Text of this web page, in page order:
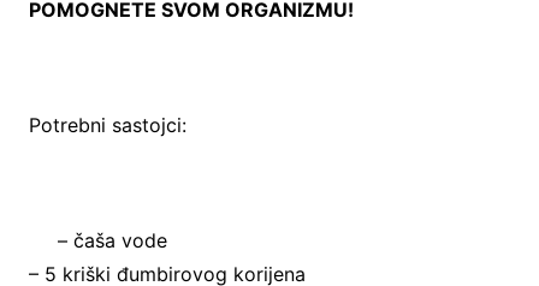
POMOGNETE SVOM ORGANIZMU!
Potrebni sastojci:
– čaša vode
– 5 kriški đumbirovog korijena